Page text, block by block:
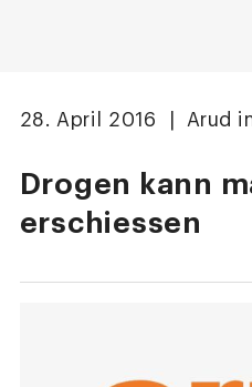
28. April 2016 | Arud
Drogen kann
erschiessen